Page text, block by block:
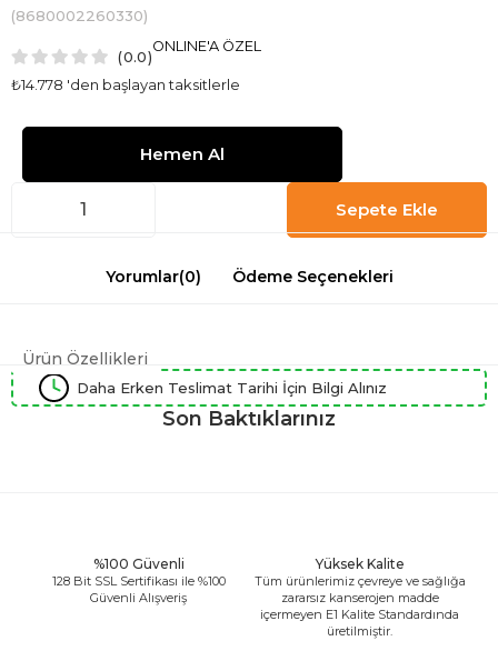
(8680002260330)
0.0
₺14.778 'den başlayan taksitlerle
ONLINE'A ÖZEL
Yorumlar(0) Ödeme Seçenekleri
Ürün Özellikleri
Daha Erken Teslimat Tarihi İçin Bilgi Alınız
Son Baktıklarınız
%100 Güvenli
128 Bit SSL Sertifikası ile %100
Güvenli Alışveriş
Yüksek Kalite
Tüm ürünlerimiz çevreye ve sağlığa
zararsız kanserojen madde
içermeyen E1 Kalite Standardında
üretilmiştir.